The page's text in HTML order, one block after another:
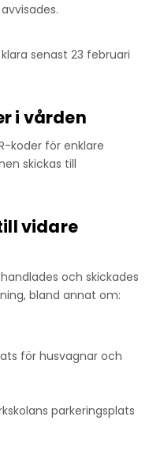
senast 23 februari
i vården
koder för enklare
skickas till
vidare
och skickades
bland annat om:
för husvagnar och
parkeringsplats